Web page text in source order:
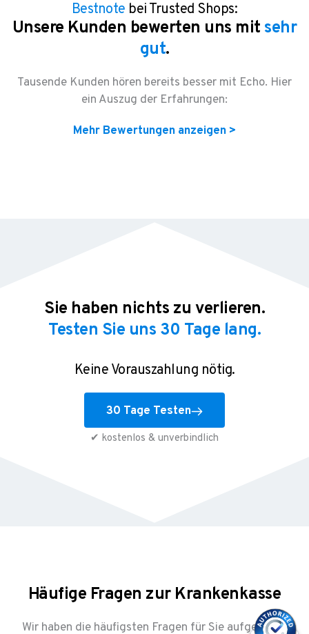
Bestnote bei Trusted Shops:
Unsere Kunden bewerten uns mitsehr
gut.
Tausende Kunden hören bereits besser mit Echo. Hier
ein Auszug der Erfahrungen:
Mehr Bewertungen anzeigen >
Sie haben nichts zu verlieren.
Testen Sie uns 30 Tage lang.
Keine Vorauszahlung nötig.
30 Tage Testen
✔ kostenlos & unverbindlich
Häufige Fragen zur Krankenkasse
Wir haben die häufigsten Fragen für Sie aufgelistet.